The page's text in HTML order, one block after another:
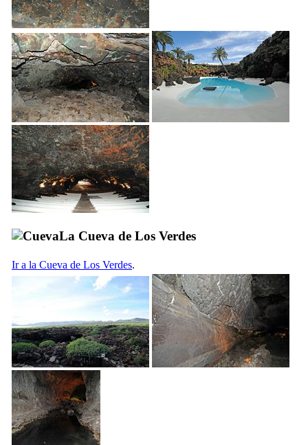
La Cueva de Los Verdes
Ir a la Cueva de Los Verdes.